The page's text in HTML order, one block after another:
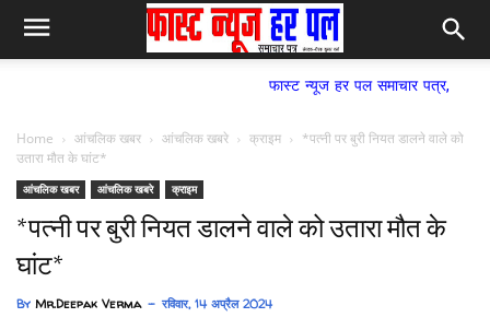
फास्ट न्यूज हर पल समाचार पत्र,
Home आंचलिक खबर आंचलिक खबरे क्राइम
*पत्नी पर बुरी नियत डालने वाले को
उतारा मौत के घांट*
आंचलिक खबर आंचलिक खबरे क्राइम
*पत्नी पर बुरी नियत डालने वाले को उतारा मौत के
घांट*
By Mr.Deepak Verma रविवार, 14 अप्रैल 2024